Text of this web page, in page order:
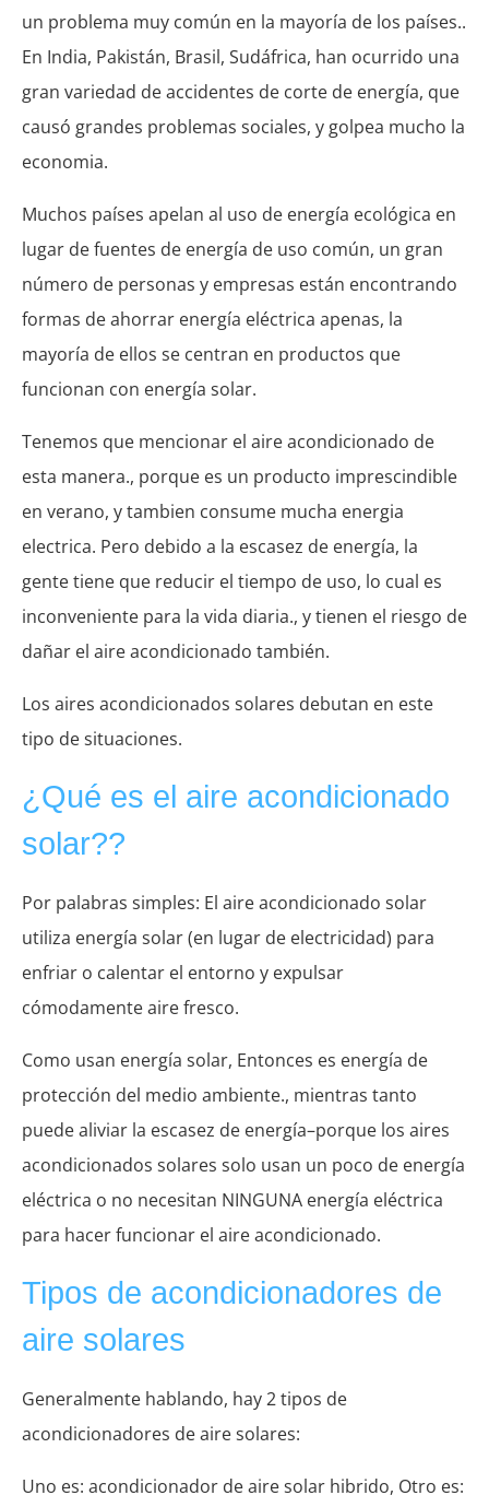
un problema muy común en la mayoría de los países..
En India, Pakistán, Brasil, Sudáfrica, han ocurrido una
gran variedad de accidentes de corte de energía, que
causó grandes problemas sociales, y golpea mucho la
economia.
Muchos países apelan al uso de energía ecológica en
lugar de fuentes de energía de uso común, un gran
número de personas y empresas están encontrando
formas de ahorrar energía eléctrica apenas, la
mayoría de ellos se centran en productos que
funcionan con energía solar.
Tenemos que mencionar el aire acondicionado de
esta manera., porque es un producto imprescindible
en verano, y tambien consume mucha energia
electrica. Pero debido a la escasez de energía, la
gente tiene que reducir el tiempo de uso, lo cual es
inconveniente para la vida diaria., y tienen el riesgo de
dañar el aire acondicionado también.
Los aires acondicionados solares debutan en este
tipo de situaciones.
¿Qué es el aire acondicionado
solar??
Por palabras simples: El aire acondicionado solar
utiliza energía solar (en lugar de electricidad) para
enfriar o calentar el entorno y expulsar
cómodamente aire fresco.
Como usan energía solar, Entonces es energía de
protección del medio ambiente., mientras tanto
puede aliviar la escasez de energía–porque los aires
acondicionados solares solo usan un poco de energía
eléctrica o no necesitan NINGUNA energía eléctrica
para hacer funcionar el aire acondicionado.
Tipos de acondicionadores de
aire solares
Generalmente hablando, hay 2 tipos de
acondicionadores de aire solares:
Uno es: acondicionador de aire solar hibrido, Otro es: